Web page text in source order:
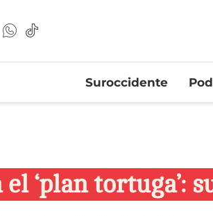
Suroccidente
el ‘plan tortuga’: